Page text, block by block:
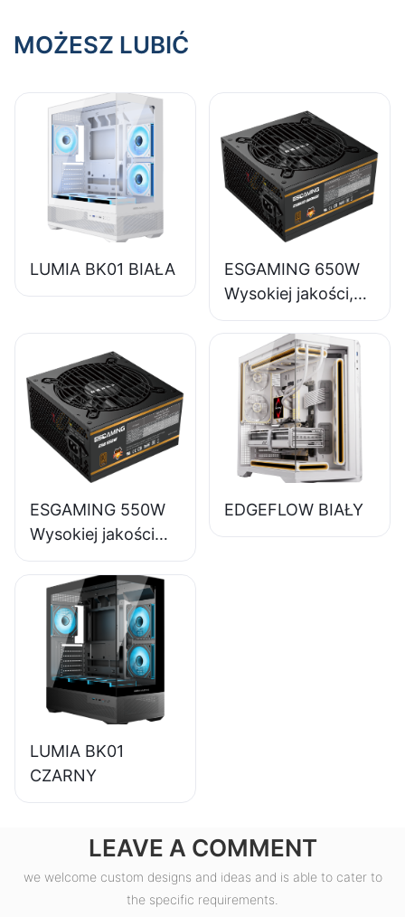
MOŻESZ LUBIĆ
LUMIA BK01 BIAŁA
ESGAMING 650W
Wysokiej jakości,
85% sprawności,
pełnomodułowy
zasilacz do
komputerów
stacjonarnych 80+
Bronze ESB650W
ESGAMING 550W
Wysokiej jakości
zasilacz do
komputerów
stacjonarnych o
sprawności 85%,
80+ Bronze
ESB550W
EDGEFLOW BIAŁY
LUMIA BK01
CZARNY
LEAVE A COMMENT
we welcome custom designs and ideas and is able to cater to
the specific requirements.